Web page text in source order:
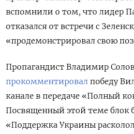
вспомнили о том, что лидер
отказался от встречи с
«продемонстрировал свою
Пропагандист Владимир
прокомментировал победу
канале в передаче «Полный
Посвященный этой теме блок
«Поддержка Украины